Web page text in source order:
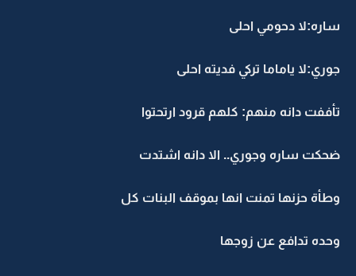
ساره:لا دحومي احلى
جوري:لا ياماما تركي فديته احلى
تأففت دانه منهم: كلهم قرود ارتحتوا
ضحكت ساره وجوري.. الا دانه اشتدت
وطأة حزنها تمنت انها بموقف البنات كل
وحده تدافع عن زوجها